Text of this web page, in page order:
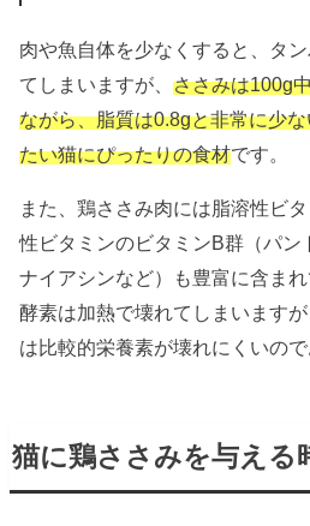
肉や魚自体を少なくすると、タ
てしまいますが、ささみは100g
ながら、脂質は0.8gと非常に少
たい猫にぴったりの食材です。
また、鶏ささみ肉には脂溶性ビ
性ビタミンのビタミンB群（パン
ナイアシンなど）も豊富に含ま
酵素は加熱で壊れてしまいます
は比較的栄養素が壊れにくいので
猫に鶏ささみを与える